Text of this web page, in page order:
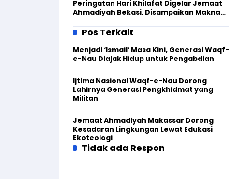
Peringatan Hari Khilafat Digelar Jemaat
Ahmadiyah Bekasi, Disampaikan Makna
Pos Terkait
Menjadi ‘Ismail’ Masa Kini, Generasi Waqf-
e-Nau Diajak Hidup untuk Pengabdian
Ijtima Nasional Waqf-e-Nau Dorong
Lahirnya Generasi Pengkhidmat yang
Militan
Jemaat Ahmadiyah Makassar Dorong
Kesadaran Lingkungan Lewat Edukasi
Ekoteologi
Tidak ada Respon